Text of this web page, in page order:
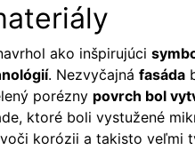
ako inšpirujúci
. Nezvyčajná fasáda
porézny povrch bol
ktoré boli vystužené
korózii a takisto veľmi